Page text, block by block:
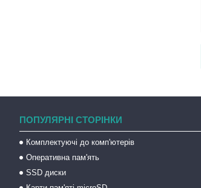
ПОПУЛЯРНІ СТОРІНКИ
Комплектуючі до комп'ютерів
Оперативна пам'ять
SSD диски